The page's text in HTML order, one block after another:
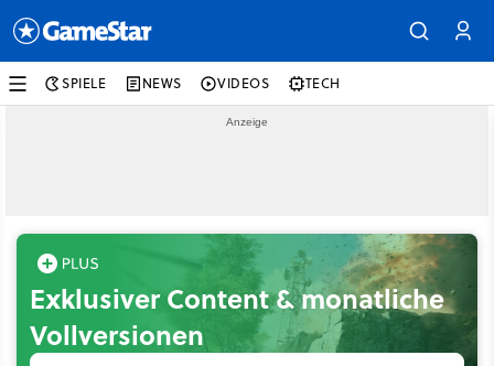
SPIELE NEWS VIDEOS TECH
Exklusiver Content & monatliche
Vollversionen